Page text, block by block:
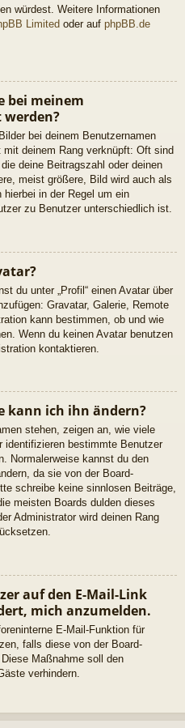
würdest. Weitere Informationen
Limited oder auf phpBB.de
bei meinem
werden?
bei deinem Benutzernamen
deinem Rang verknüpft: Oft sind
deine Beitragszahl oder deinen
meist größere, Bild wird auch als
hierbei in der Regel um ein
zu Benutzer unterschiedlich ist.
du unter „Profil“ einen Avatar über
Gravatar, Galerie, Remote
kann bestimmen, ob und wie
Wenn du keinen Avatar benutzen
kontaktieren.
kann ich ihn ändern?
stehen, zeigen an, wie viele
identifizieren bestimmte Benutzer
Normalerweise kannst du den
da sie von der Board-
schreibe keine sinnlosen Beiträge,
meisten Boards dulden dieses
Administrator wird deinen Rang
auf den E-Mail-Link
mich anzumelden.
E-Mail-Funktion für
falls diese von der Board-
Maßnahme soll den
verhindern.